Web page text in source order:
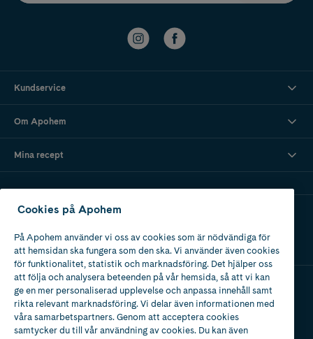
Kundservice
Om Apohem
Mina recept
Ladda ner vår app
Apotek med tillstånd
av Läkemedelsverket
Cookies på Apohem
På Apohem använder vi oss av cookies som är nödvändiga för
att hemsidan ska fungera som den ska. Vi använder även cookies
för funktionalitet, statistik och marknadsföring. Det hjälper oss
att följa och analysera beteenden på vår hemsida, så att vi kan
ge en mer personaliserad upplevelse och anpassa innehåll samt
rikta relevant marknadsföring. Vi delar även informationen med
våra samarbetspartners. Genom att acceptera cookies
samtycker du till vår användning av cookies. Du kan även